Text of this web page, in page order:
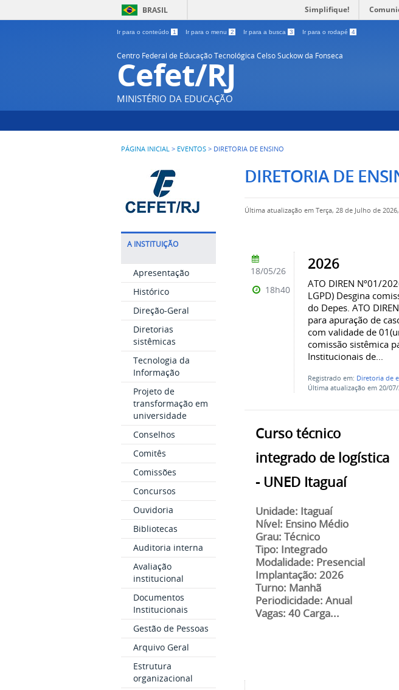
BRASIL Simplifique!
Ir para o conteúdo 1 Ir para o menu 2 Ir para a busca 3 Ir para o rodapé 4
Centro Federal de Educação Tecnológica Celso Suckow da Fonseca
Cefet/RJ
MINISTÉRIO DA EDUCAÇÃO
PÁGINA INICIAL > EVENTOS > DIRETORIA DE ENSINO
A INSTITUIÇÃO
Apresentação
Histórico
Direção-Geral
Diretorias
sistêmicas
Tecnologia da
Informação
Projeto de
transformação em
universidade
Conselhos
Comitês
Comissões
Concursos
Ouvidoria
Bibliotecas
Auditoria interna
Avaliação
institucional
Documentos
Institucionais
Gestão de Pessoas
Arquivo Geral
Estrutura
organizacional
DIRETORIA DE
Última atualização em Terça, 28 de Julho de
2026
ATO DIREN Nº01/
LGPD) Desgina
do Depes. ATO
para apuração de
com validade de
comissão sistêmica
Institucionais de...
Registrado em: Diretoria de
Última atualização em 20/
18/05/26
18h40
Curso técnico
integrado de logística
- UNED Itaguaí
Unidade: Itaguaí
Nível: Ensino Médio
Grau: Técnico
Tipo: Integrado
Modalidade: Presencial
Implantação: 2026
Turno: Manhã
Periodicidade: Anual
Vagas: 40 Carga...